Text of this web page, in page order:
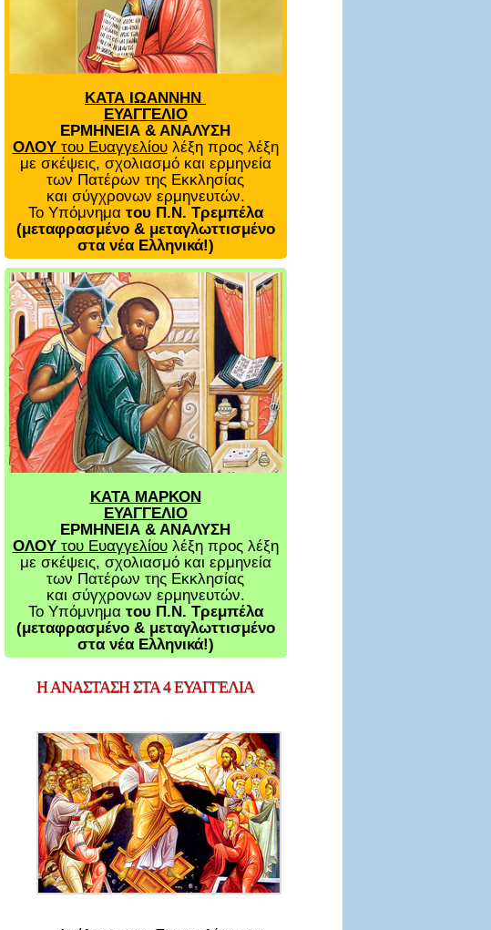
ΚΑΤΑ ΙΩΑΝΝΗΝ
ΕΥΑΓΓΕΛΙΟ
ΕΡΜΗΝΕΙΑ & ΑΝΑΛΥΣΗ
ΟΛΟΥτου Ευαγγελίουλέξη προς λέξη
με σκέψεις, σχολιασμό και ερμηνεία
των Πατέρων της Εκκλησίας
και σύγχρονων ερμηνευτών.
Το Υπόμνημα του Π.Ν. Τρεμπέλα
(μεταφρασμένο & μεταγλωττισμένο
στα νέα Ελληνικά!)
ΚΑΤΑ ΜΑΡΚΟΝ
ΕΥΑΓΓΕΛΙΟ
ΕΡΜΗΝΕΙΑ & ΑΝΑΛΥΣΗ
ΟΛΟΥτου Ευαγγελίουλέξη προς λέξη
με σκέψεις, σχολιασμό και ερμηνεία
των Πατέρων της Εκκλησίας
και σύγχρονων ερμηνευτών.
Το Υπόμνημα του Π.Ν. Τρεμπέλα
(μεταφρασμένο & μεταγλωττισμένο
στα νέα Ελληνικά!)
ΗΑΝΑΣΤΑΣΗ ΣΤΑ 4 ΕΥΑΓΓΕΛΙΑ